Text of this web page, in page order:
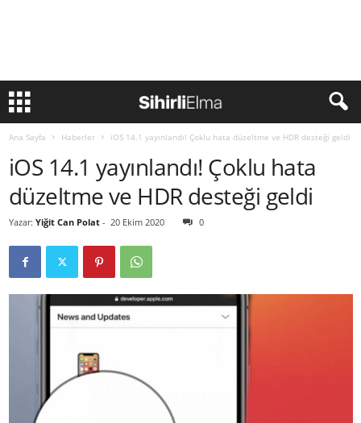
Ana Sayfa Haberler iOS 14.1 yayınlandı! Çoklu hata düzeltme ve HDR desteği geldi
iOS 14.1 yayınlandı! Çoklu hata
düzeltme ve HDR desteği geldi
Yazar: Yiğit Can Polat - 20 Ekim 2020 0